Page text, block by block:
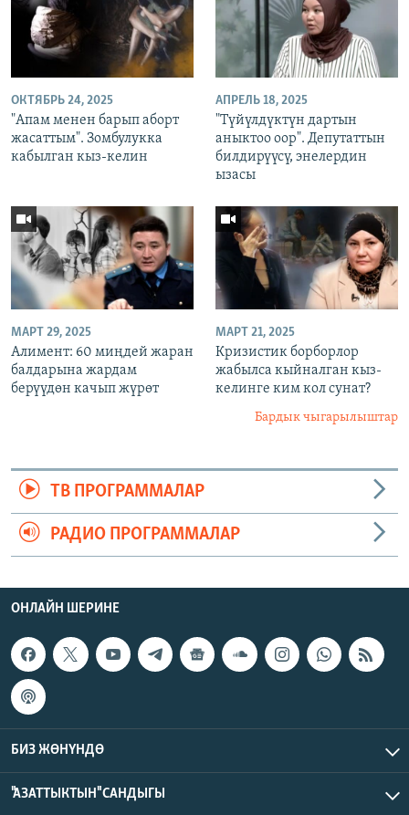
ОКТЯБРЬ 24, 2025
"Апам менен барып аборт
жасаттым". Зомбулукка
кабылган кыз-келин
АПРЕЛЬ 18, 2025
"Түйүлдүктүн дартын
аныктоо оор". Депутаттын
билдирүүсү, энелердин
ызасы
МАРТ 29, 2025
Алимент: 60 миңдей жаран
балдарына жардам
берүүдөн качып жүрөт
МАРТ 21, 2025
Кризистик борборлор
жабылса кыйналган кыз-
келинге ким кол сунат?
Бардык чыгарылыштар
ТВ ПРОГРАММАЛАР
РАДИО ПРОГРАММАЛАР
ОНЛАЙН ШЕРИНЕ
БИЗ ЖӨНҮНДӨ
"АЗАТТЫКТЫН" САНДЫГЫ